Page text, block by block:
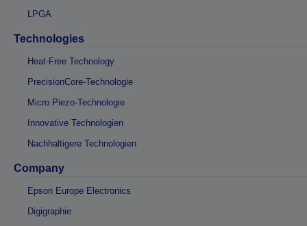
LPGA
Technologies
Heat-Free Technology
PrecisionCore-Technologie
Micro Piezo-Technologie
Innovative Technologien
Nachhaltigere Technologien
Company
Epson Europe Electronics
Digigraphie